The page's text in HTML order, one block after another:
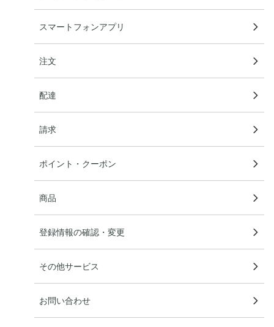
スマートフォンアプリ
注文
配達
請求
ポイント・クーポン
商品
登録情報の確認・変更
その他サービス
お問い合わせ